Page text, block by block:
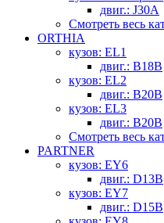
двиг.: J30A
Смотреть весь
ORTHIA
кузов: EL1
двиг.: B18B
кузов: EL2
двиг.: B20B
кузов: EL3
двиг.: B20B
Смотреть весь
PARTNER
кузов: EY6
двиг.: D13B
кузов: EY7
двиг.: D15B